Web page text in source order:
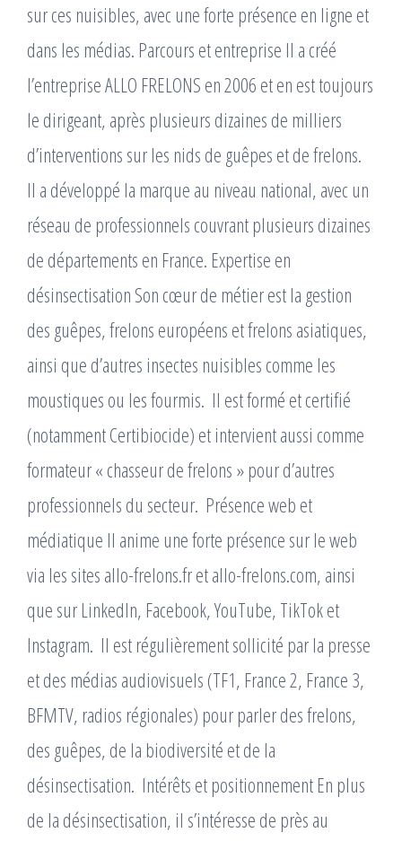
sur ces nuisibles, avec une forte présence en ligne et
dans les médias. Parcours et entreprise Il a créé
l’entreprise ALLO FRELONS en 2006 et en est toujours
le dirigeant, après plusieurs dizaines de milliers
d’interventions sur les nids de guêpes et de frelons. ​
Il a développé la marque au niveau national, avec un
réseau de professionnels couvrant plusieurs dizaines
de départements en France. Expertise en
désinsectisation Son cœur de métier est la gestion
des guêpes, frelons européens et frelons asiatiques,
ainsi que d’autres insectes nuisibles comme les
moustiques ou les fourmis. ​ Il est formé et certifié
(notamment Certibiocide) et intervient aussi comme
formateur « chasseur de frelons » pour d’autres
professionnels du secteur. ​ Présence web et
médiatique Il anime une forte présence sur le web
via les sites allo-frelons.fr et allo-frelons.com, ainsi
que sur LinkedIn, Facebook, YouTube, TikTok et
Instagram. ​ Il est régulièrement sollicité par la presse
et des médias audiovisuels (TF1, France 2, France 3,
BFMTV, radios régionales) pour parler des frelons,
des guêpes, de la biodiversité et de la
désinsectisation. ​ Intérêts et positionnement En plus
de la désinsectisation, il s’intéresse de près au